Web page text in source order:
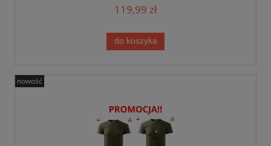
119,99 zł
do koszyka
nowość